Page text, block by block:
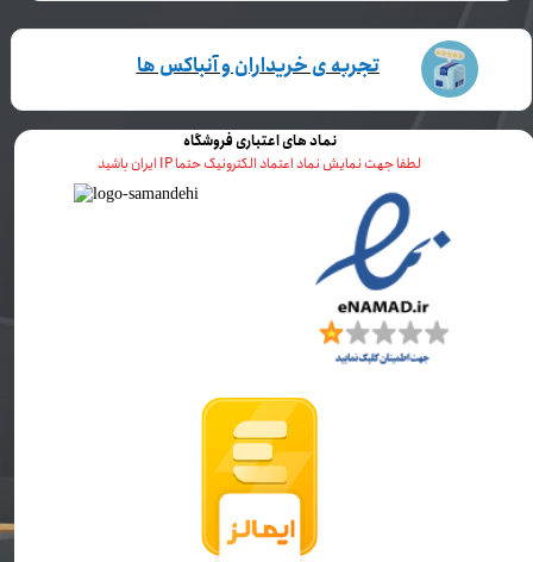
نماد های اعتباری فروشگاه
لطفا جهت نمایش نماد اعتماد الکترونیک حتما IP ایران باشید
تجربه ی خریداران و آنباکس ها